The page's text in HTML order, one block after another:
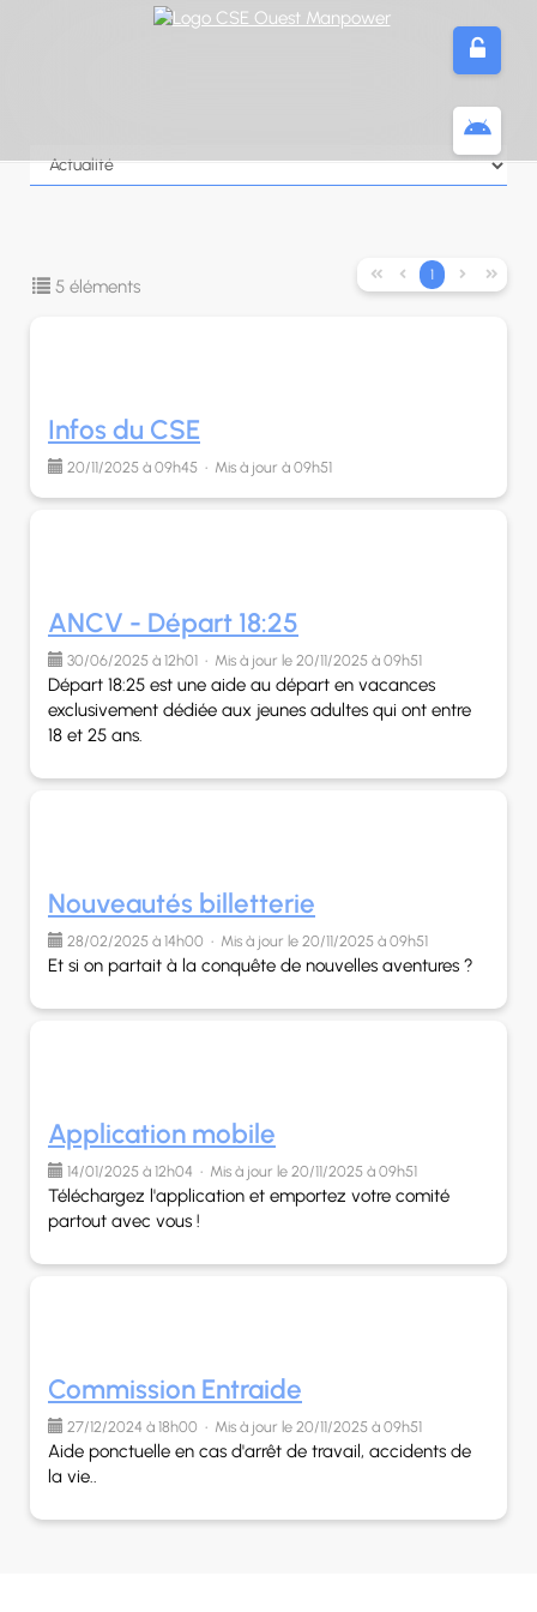
5 éléments
  1  
Infos du CSE
20/11/2025 à 09h45 • Mis à jour à 09h51
ANCV - Départ 18:25
30/06/2025 à 12h01 • Mis à jour le 20/11/2025 à 09h51
Départ 18:25 est une aide au départ en vacances
exclusivement dédiée aux jeunes adultes qui ont entre
18 et 25 ans.
Nouveautés billetterie
28/02/2025 à 14h00 • Mis à jour le 20/11/2025 à 09h51
Et si on partait à la conquête de nouvelles aventures ?
Application mobile
14/01/2025 à 12h04 • Mis à jour le 20/11/2025 à 09h51
Téléchargez l'application et emportez votre comité
partout avec vous !
Commission Entraide
27/12/2024 à 18h00 • Mis à jour le 20/11/2025 à 09h51
Aide ponctuelle en cas d'arrêt de travail, accidents de
la vie..
Panneau de gestion des cookies